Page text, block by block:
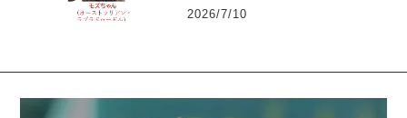
2026/7/10